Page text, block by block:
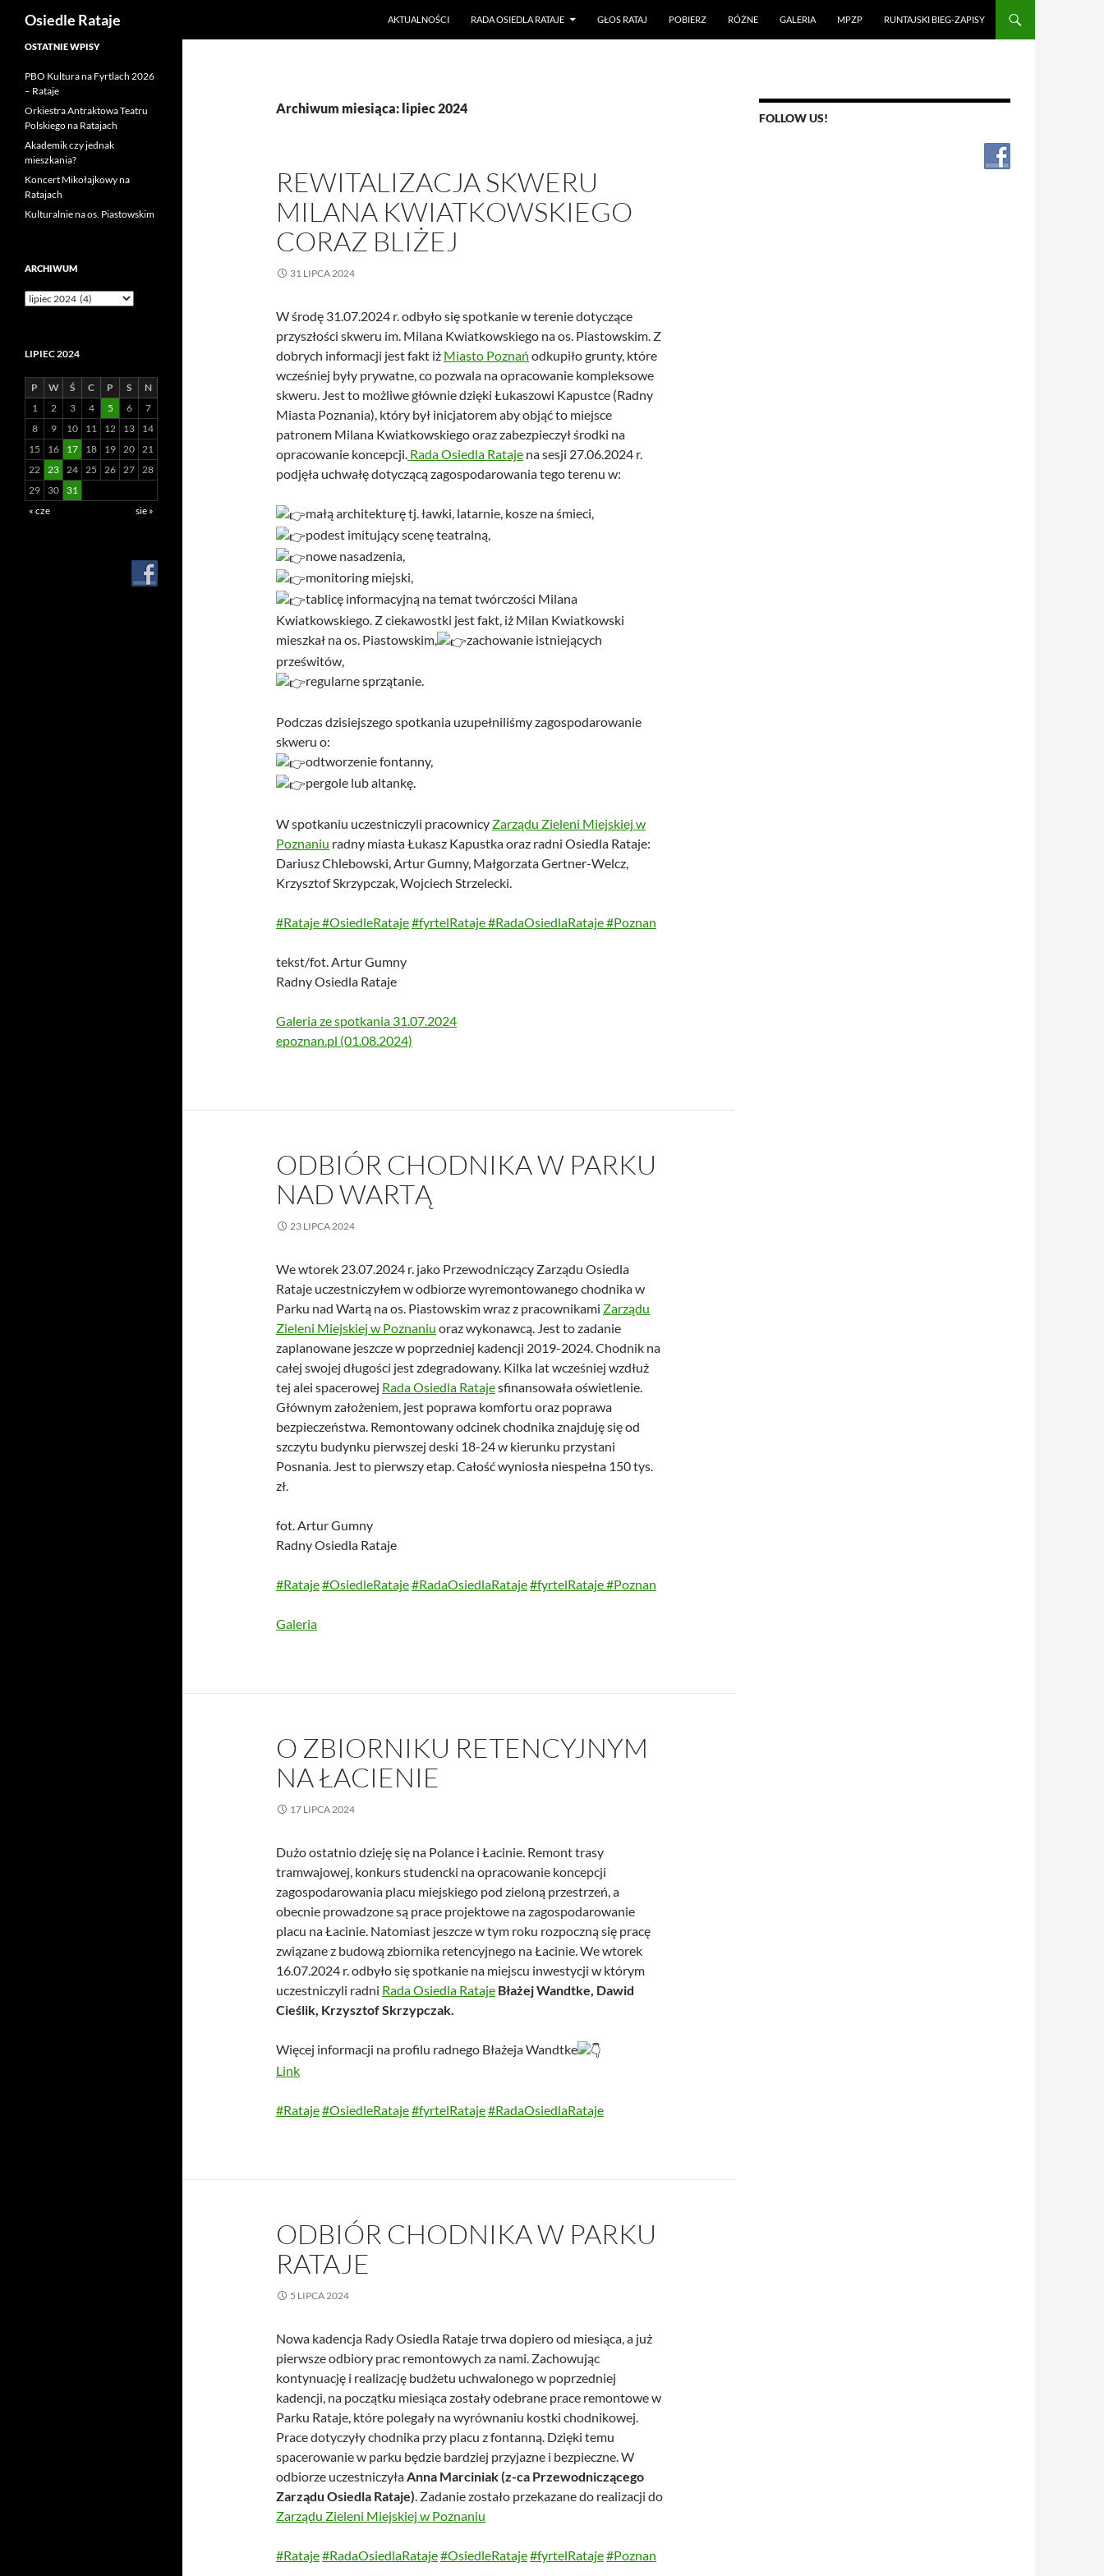
Przejdź
treści
Osiedle Rataje AKTUALNOŚCI RADA OSIEDLA RATAJE GŁOS RATAJ POBIERZ RÓŻNE GALERIA MPZP RUNTAJSKI BIEG-ZAPISY
Archiwum miesiąca: lipiec 2024
REWITALIZACJA SKWERU
MILANA KWIATKOWSKIEGO
CORAZ BLIŻEJ
31 LIPCA 2024
W środę 31.07.2024 r. odbyło się spotkanie w terenie dotyczące
przyszłości skweru im. Milana Kwiatkowskiego na os. Piastowskim. Z
dobrych informacji jest fakt iż Miasto Poznań odkupiło grunty, które
wcześniej były prywatne, co pozwala na opracowanie kompleksowe
skweru. Jest to możliwe głównie dzięki Łukaszowi Kapustce (Radny
Miasta Poznania), który był inicjatorem aby objąć to miejsce
patronem Milana Kwiatkowskiego oraz zabezpieczył środki na
opracowanie koncepcji. Rada Osiedla Rataje na sesji 27.06.2024 r.
podjęła uchwałę dotyczącą zagospodarowania tego terenu w:
małą architekturę tj. ławki, latarnie, kosze na śmieci,
podest imitujący scenę teatralną,
nowe nasadzenia,
monitoring miejski,
tablicę informacyjną na temat twórczości Milana
Kwiatkowskiego. Z ciekawostki jest fakt, iż Milan Kwiatkowski
mieszkał na os. Piastowskim,
zachowanie istniejących
prześwitów,
regularne sprzątanie.
Podczas dzisiejszego spotkania uzupełniliśmy zagospodarowanie
skweru o:
odtworzenie fontanny,
pergole lub altankę.
W spotkaniu uczestniczyli pracownicy Zarządu Zieleni Miejskiej w
Poznaniu radny miasta Łukasz Kapustka oraz radni Osiedla Rataje:
Dariusz Chlebowski, Artur Gumny, Małgorzata Gertner-Welcz,
Krzysztof Skrzypczak, Wojciech Strzelecki.
#Rataje#OsiedleRataje#fyrtelRataje#RadaOsiedlaRataje#Poznan
tekst/fot. Artur Gumny
Radny Osiedla Rataje
Galeria ze spotkania 31.07.2024
epoznan.pl (01.08.2024)
ODBIÓR CHODNIKA W PARKU
NAD WARTĄ
23 LIPCA 2024
We wtorek 23.07.2024 r. jako Przewodniczący Zarządu Osiedla
Rataje uczestniczyłem w odbiorze wyremontowanego chodnika w
Parku nad Wartą na os. Piastowskim wraz z pracownikami Zarządu
Zieleni Miejskiej w Poznaniu oraz wykonawcą. Jest to zadanie
zaplanowane jeszcze w poprzedniej kadencji 2019-2024. Chodnik na
całej swojej długości jest zdegradowany. Kilka lat wcześniej wzdłuż
tej alei spacerowej Rada Osiedla Ratajesfinansowała oświetlenie.
Głównym założeniem, jest poprawa komfortu oraz poprawa
bezpieczeństwa. Remontowany odcinek chodnika znajduję się od
szczytu budynku pierwszej deski 18-24 w kierunku przystani
Posnania. Jest to pierwszy etap. Całość wyniosła niespełna 150 tys.
zł.
fot. Artur Gumny
Radny Osiedla Rataje
#Rataje#OsiedleRataje#RadaOsiedlaRataje#fyrtelRataje#Poznan
Galeria
O ZBIORNIKU RETENCYJNYM
NA ŁACIENIE
17 LIPCA 2024
Dużo ostatnio dzieję się na Polance i Łacinie. Remont trasy
tramwajowej, konkurs studencki na opracowanie koncepcji
zagospodarowania placu miejskiego pod zieloną przestrzeń, a
obecnie prowadzone są prace projektowe na zagospodarowanie
placu na Łacinie. Natomiast jeszcze w tym roku rozpoczną się pracę
związane z budową zbiornika retencyjnego na Łacinie. We wtorek
16.07.2024 r. odbyło się spotkanie na miejscu inwestycji w którym
uczestniczyli radni Rada Osiedla Rataje Błażej Wandtke, Dawid
Cieślik, Krzysztof Skrzypczak.
Więcej informacji na profilu radnego Błażeja Wandtke
Link
#Rataje#OsiedleRataje#fyrtelRataje#RadaOsiedlaRataje
ODBIÓR CHODNIKA W PARKU
RATAJE
5 LIPCA 2024
Nowa kadencja Rady Osiedla Rataje trwa dopiero od miesiąca, a już
pierwsze odbiory prac remontowych za nami. Zachowując
kontynuację i realizację budżetu uchwalonego w poprzedniej
kadencji, na początku miesiąca zostały odebrane prace remontowe w
Parku Rataje, które polegały na wyrównaniu kostki chodnikowej.
Prace dotyczyły chodnika przy placu z fontanną. Dzięki temu
spacerowanie w parku będzie bardziej przyjazne i bezpieczne. W
odbiorze uczestniczyła Anna Marciniak (z-ca Przewodniczącego
Zarządu Osiedla Rataje) . Zadanie zostało przekazane do realizacji do
Zarządu Zieleni Miejskiej w Poznaniu
#Rataje#RadaOsiedlaRataje#OsiedleRataje#fyrtelRataje#Poznan
FOLLOW US!
OSTATNIE WPISY
PBO Kultura na Fyrtlach 2026
– Rataje
Orkiestra Antraktowa Teatru
Polskiego na Ratajach
Akademik czy jednak
mieszkania?
Koncert Mikołajkowy na
Ratajach
Kulturalnie na os. Piastowskim
ARCHIWUM
Archiwum
LIPIEC 2024
P W Ś C P S
N
1
2 3 4 5 6
7
8
9 10 11 12 13
14
15
16 17 18 19 20 21
22 23 24 25 26 27 28
29
30
31
« cze
sie »